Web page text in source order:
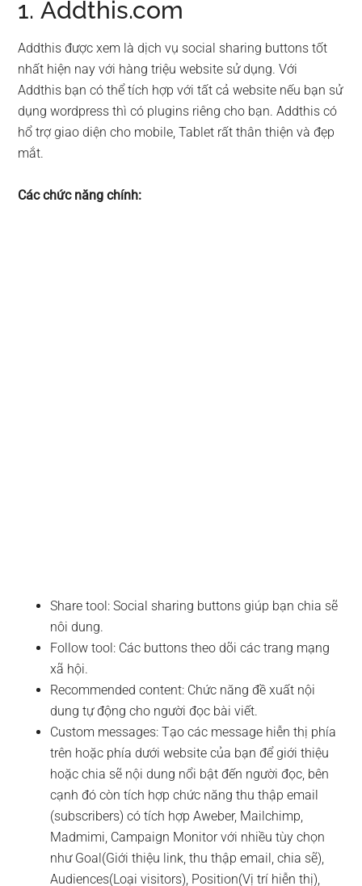
1. Addthis.com
Addthis được xem là dịch vụ social sharing buttons tốt
nhất hiện nay với hàng triệu website sử dụng. Với
Addthis bạn có thể tích hợp với tất cả website nếu bạn sử
dụng wordpress thì có plugins riêng cho bạn. Addthis có
hổ trợ giao diện cho mobile, Tablet rất thân thiện và đẹp
mắt.
Các chức năng chính:
Share tool: Social sharing buttons giúp bạn chia sẽ
nôi dung.
Follow tool: Các buttons theo dõi các trang mạng
xã hội.
Recommended content: Chức năng đề xuất nội
dung tự động cho người đọc bài viết.
Custom messages: Tạo các message hiễn thị phía
trên hoặc phía dưới website của bạn để giới thiệu
hoặc chia sẽ nội dung nổi bật đến người đọc, bên
cạnh đó còn tích hợp chức năng thu thập email
(subscribers) có tích hợp Aweber, Mailchimp,
Madmimi, Campaign Monitor với nhiều tùy chọn
như Goal(Giới thiệu link, thu thập email, chia sẽ),
Audiences(Loại visitors), Position(Vị trí hiễn thị),